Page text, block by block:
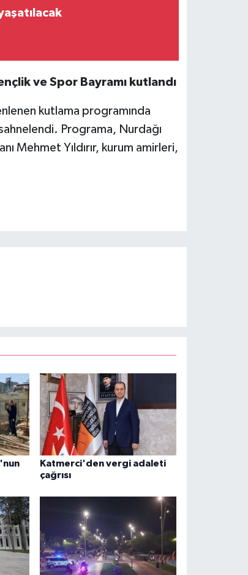
ve Spor Bayramı kutlandı
kutlama programında
Programa, Nurdağı
Mehmet Yıldırır, kurum amirleri,
Katmerci'den vergi adaleti
çağrısı